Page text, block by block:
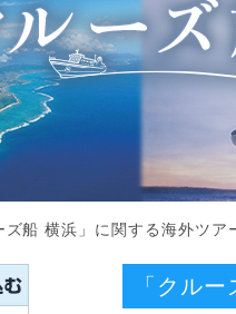
船 横浜」に関する海外ツア
「クル